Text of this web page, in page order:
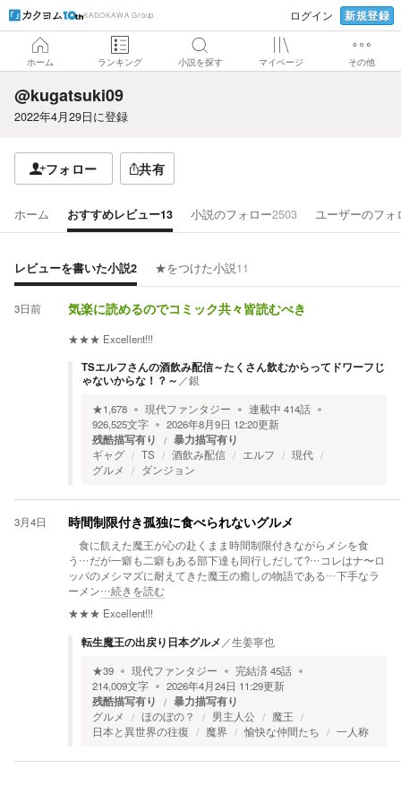
KADOKAWA Group ログイン 新規登録
ホーム ランキング 小説を探す マイページ その他
@kugatsuki09
2022年4月29日に登録
フォロー 共有
ホーム おすすめレビュー13 小説のフォロー2503 ユーザーのフォ
レビューを書いた小説2 ★をつけた小説11
3日前 気楽に読めるのでコミック共々皆読むべき
★★★ Excellent!!!
TSエルフさんの酒飲み配信～たくさん飲むからってドワーフじ
ゃないからな！？～ ／銀
★1,678 現代ファンタジー 連載中 414話
926,525文字 2026年8月9日 12:20更新
残酷描写有り 暴力描写有り
ギャグ TS 酒飲み配信 エルフ
現代
グルメ
ダンジョン
3月4日 時間制限付き孤独に食べられないグルメ
食に飢えた魔王が心の赴くまま時間制限付きながらメシを食
う…だが一癖も二癖もある部下達も同行しだして?…コレはナ〜ロ
ッパのメシマズに耐えてきた魔王の癒しの物語である…下手なラ
ーメン…続きを読む
★★★ Excellent!!!
転生魔王の出戻り日本グルメ ／生姜寧也
★39 現代ファンタジー 完結済45話
214,009文字 2026年4月24日 11:29更新
残酷描写有り 暴力描写有り
グルメ ほのぼの？ 男主人公
魔王
日本と異世界の往復
魔界 愉快な仲間たち 一人称